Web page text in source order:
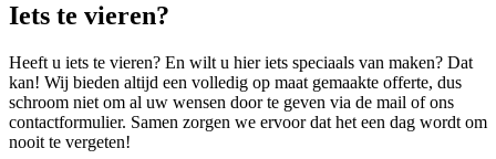
Iets te vieren?
Heeft u iets te vieren? En wilt u hier iets speciaals van maken? Dat
kan! Wij bieden altijd een volledig op maat gemaakte offerte, dus
schroom niet om al uw wensen door te geven via de mail of ons
contactformulier. Samen zorgen we ervoor dat het een dag wordt om
nooit te vergeten!